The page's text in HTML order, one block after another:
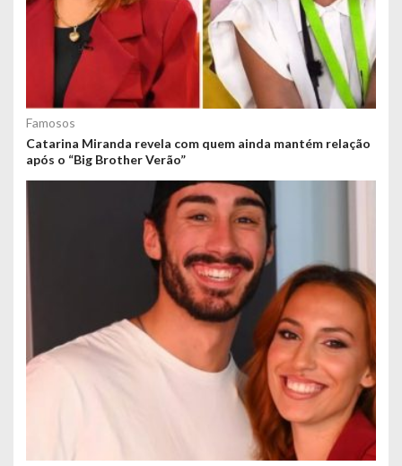
Famosos
Catarina Miranda revela com quem ainda mantém relação
após o “Big Brother Verão”